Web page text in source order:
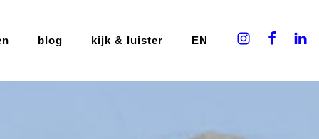
blog kijk & luister EN